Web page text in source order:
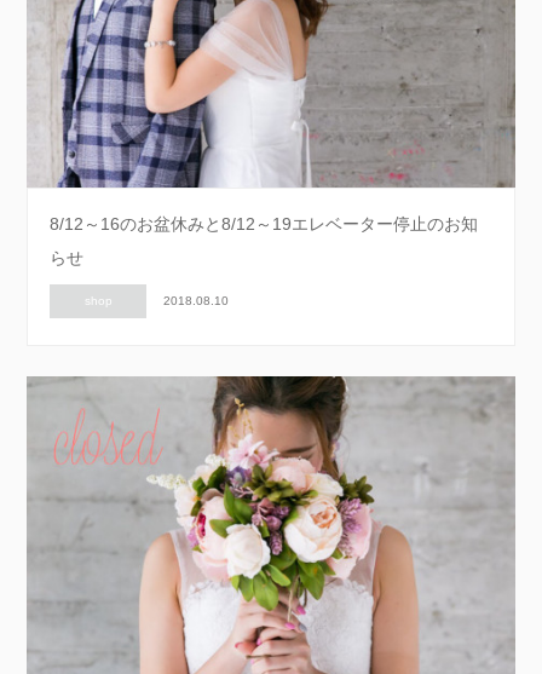
8/12～16のお盆休みと8/12～19エレベーター停止のお知
らせ
shop 2018.08.10